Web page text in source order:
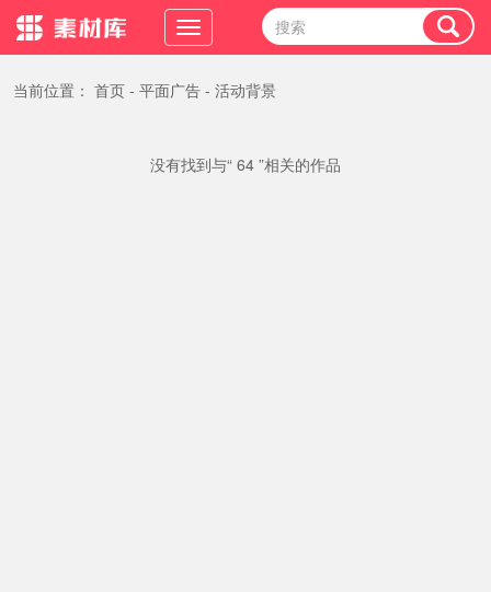
当前位置： 首页 - 平面广告 - 活动背景
没有找到与“ 64 ”相关的作品